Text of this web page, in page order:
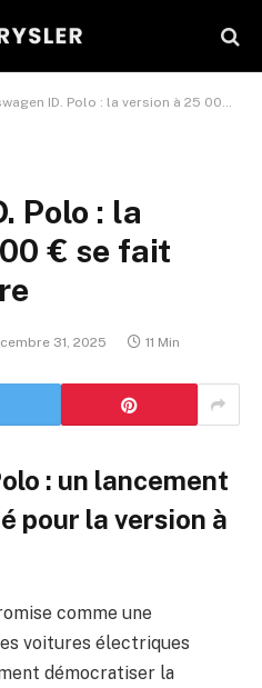
ID. Polo : la version à 25 000 € se fait encore attendre
Polo : la
€ se fait
31, 2025 11 Min
: un lancement
pour la version à
comme une
voitures électriques
démocratiser la